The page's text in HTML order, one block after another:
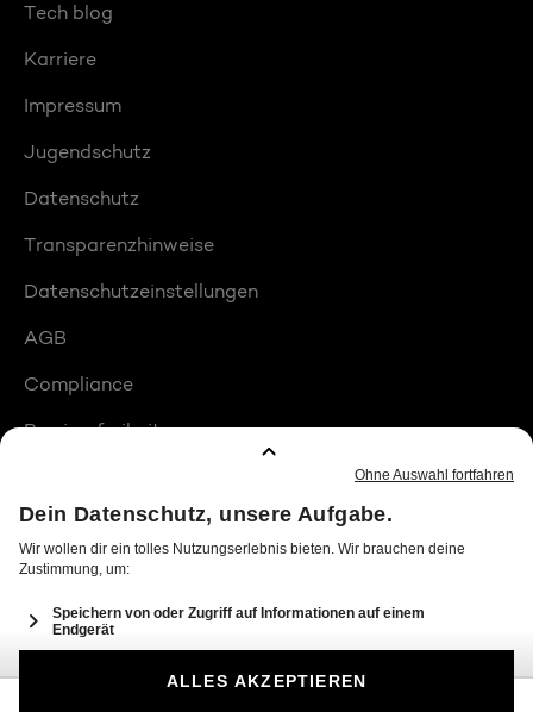
Tech blog
Karriere
Impressum
Jugendschutz
Datenschutz
Transparenzhinweise
Datenschutzeinstellungen
AGB
Compliance
Barrierefreiheit